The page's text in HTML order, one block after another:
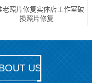
老照片修复实体店工作室破
损照片修复
US